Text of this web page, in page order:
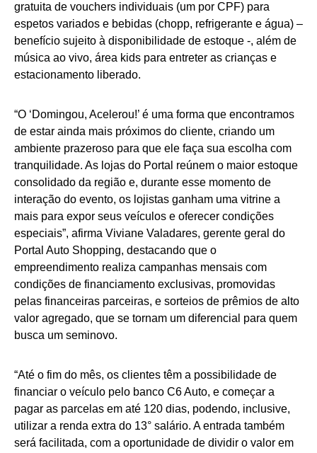
gratuita de vouchers individuais (um por CPF) para
espetos variados e bebidas (chopp, refrigerante e água) –
benefício sujeito à disponibilidade de estoque -, além de
música ao vivo, área kids para entreter as crianças e
estacionamento liberado.
“O ‘Domingou, Acelerou!’ é uma forma que encontramos
de estar ainda mais próximos do cliente, criando um
ambiente prazeroso para que ele faça sua escolha com
tranquilidade. As lojas do Portal reúnem o maior estoque
consolidado da região e, durante esse momento de
interação do evento, os lojistas ganham uma vitrine a
mais para expor seus veículos e oferecer condições
especiais”, afirma Viviane Valadares, gerente geral do
Portal Auto Shopping, destacando que o
empreendimento realiza campanhas mensais com
condições de financiamento exclusivas, promovidas
pelas financeiras parceiras, e sorteios de prêmios de alto
valor agregado, que se tornam um diferencial para quem
busca um seminovo.
“Até o fim do mês, os clientes têm a possibilidade de
financiar o veículo pelo banco C6 Auto, e começar a
pagar as parcelas em até 120 dias, podendo, inclusive,
utilizar a renda extra do 13° salário. A entrada também
será facilitada, com a oportunidade de dividir o valor em